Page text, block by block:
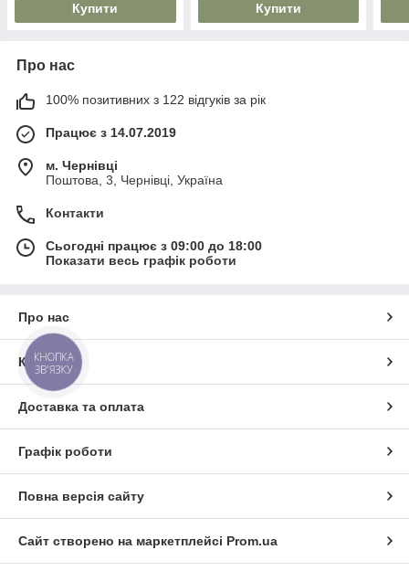
Купити Купити
Про нас
100% позитивних з 122 відгуків за рік
Працює з 14.07.2019
м. Чернівці
Поштова, 3, Чернівці, Україна
Контакти
Сьогодні працює з 09:00 до 18:00
Показати весь графік роботи
Про нас
Контакти
Доставка та оплата
Графік роботи
Повна версія сайту
Сайт створено на маркетплейсі Prom.ua
КНОПКА
ЗВ'ЯЗКУ